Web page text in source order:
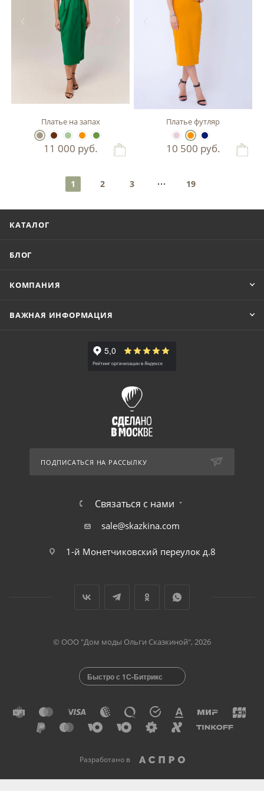
Платье на запах
11 000 руб.
Платье футляр
10 500 руб.
1 2 3 19
КАТАЛОГ
БЛОГ
КОМПАНИЯ
ВАЖНАЯ ИНФОРМАЦИЯ
ПОДПИСАТЬСЯ НА РАССЫЛКУ
Связаться с нами
sale@skazkina.com
1-й Монетчиковский переулок д.8
© ООО "Дом моды Ольги Сказкиной", 2026
Быстро с 1С-Битрикс
Разработано в